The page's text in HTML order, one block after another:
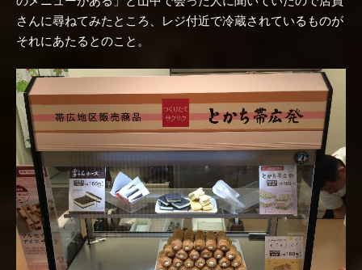
さんに尋ねてみたところ、レジ付近で冷蔵されているものが
それにあたるとのこと。